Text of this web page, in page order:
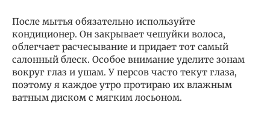
После мытья обязательно используйте
кондиционер. Он закрывает чешуйки волоса,
облегчает расчесывание и придает тот самый
салонный блеск. Особое внимание уделите зонам
вокруг глаз и ушам. У персов часто текут глаза,
поэтому я каждое утро протираю их влажным
ватным диском с мягким лосьоном.